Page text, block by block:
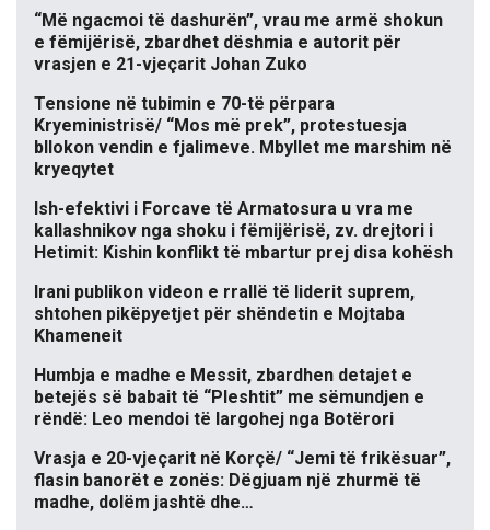
“Më ngacmoi të dashurën”, vrau me armë shokun
e fëmijërisë, zbardhet dëshmia e autorit për
vrasjen e 21-vjeçarit Johan Zuko
Tensione në tubimin e 70-të përpara
Kryeministrisë/ “Mos më prek”, protestuesja
bllokon vendin e fjalimeve. Mbyllet me marshim në
kryeqytet
Ish-efektivi i Forcave të Armatosura u vra me
kallashnikov nga shoku i fëmijërisë, zv. drejtori i
Hetimit: Kishin konflikt të mbartur prej disa kohësh
Irani publikon videon e rrallë të liderit suprem,
shtohen pikëpyetjet për shëndetin e Mojtaba
Khameneit
Humbja e madhe e Messit, zbardhen detajet e
betejës së babait të “Pleshtit” me sëmundjen e
rëndë: Leo mendoi të largohej nga Botërori
Vrasja e 20-vjeçarit në Korçë/ “Jemi të frikësuar”,
flasin banorët e zonës: Dëgjuam një zhurmë të
madhe, dolëm jashtë dhe…